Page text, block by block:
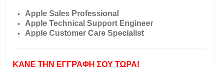
Apple Sales Professional
Apple Technical Support Engineer
Apple Customer Care Specialist
ΚΑΝΕ ΤΗΝ ΕΓΓΡΑΦΗ ΣΟΥ ΤΩΡΑ!